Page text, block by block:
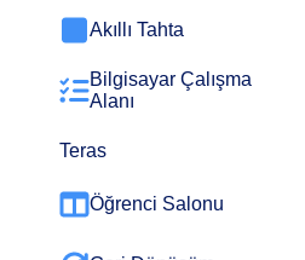
Akıllı Tahta
Bilgisayar Çalışma
Alanı
Teras
Öğrenci Salonu